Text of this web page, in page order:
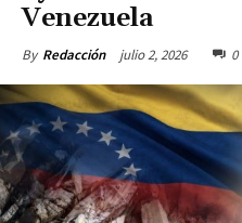
Venezuela
By Redacción julio 2, 2026 0